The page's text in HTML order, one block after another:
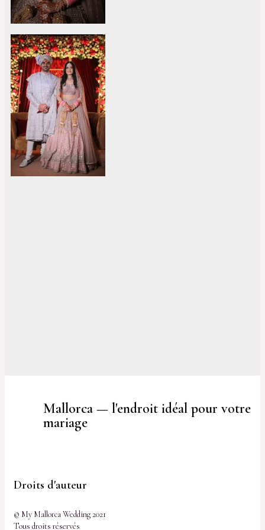
Mallorca — l'endroit idéal pour votre
mariage
Droits d'auteur
© My Mallorca Wedding 2021
Tous droits réservés